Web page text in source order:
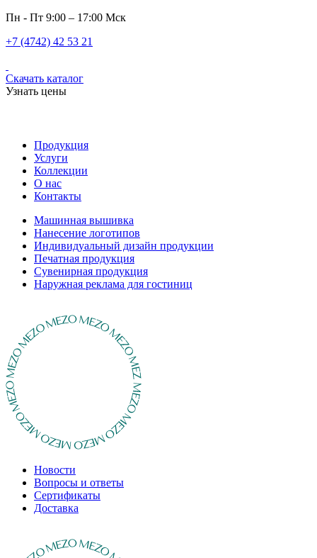
Пн - Пт 9:00 – 17:00 Мск
+7 (4742) 42 53 21
Скачать каталог
Узнать цены
Продукция
Услуги
Коллекции
О нас
Контакты
Машинная вышивка
Нанесение логотипов
Индивидуальный дизайн продукции
Печатная продукция
Сувенирная продукция
Наружная реклама для гостиниц
Новости
Вопросы и ответы
Сертификаты
Доставка